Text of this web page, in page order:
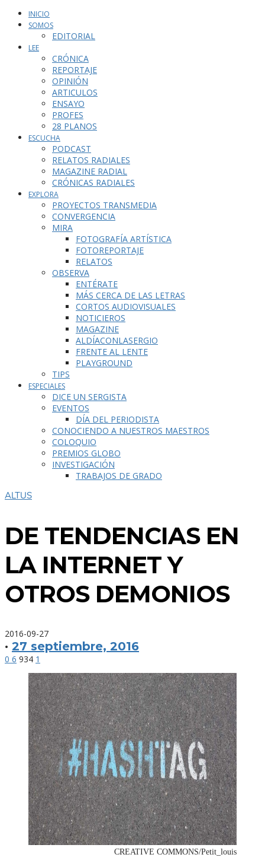
INICIO
SOMOS
EDITORIAL
LEE
CRÓNICA
REPORTAJE
OPINIÓN
ARTICULOS
ENSAYO
PROFES
28 PLANOS
ESCUCHA
PODCAST
RELATOS RADIALES
MAGAZINE RADIAL
CRÓNICAS RADIALES
EXPLORA
PROYECTOS TRANSMEDIA
CONVERGENCIA
MIRA
FOTOGRAFÍA ARTÍSTICA
FOTOREPORTAJE
RELATOS
OBSERVA
ENTÉRATE
MÁS CERCA DE LAS LETRAS
CORTOS AUDIOVISUALES
NOTICIEROS
MAGAZINE
ALDÍACONLASERGIO
FRENTE AL LENTE
PLAYGROUND
TIPS
ESPECIALES
DICE UN SERGISTA
EVENTOS
DÍA DEL PERIODISTA
CONOCIENDO A NUESTROS MAESTROS
COLOQUIO
PREMIOS GLOBO
INVESTIGACIÓN
TRABAJOS DE GRADO
ALTUS
DE TENDENCIAS EN
LA INTERNET Y
OTROS DEMONIOS
2016-09-27
· 27 septiembre, 2016
0 6 934 1
CREATIVE COMMONS/Petit_louis